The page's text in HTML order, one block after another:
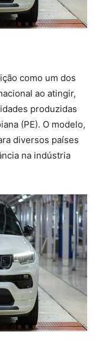
como um dos
ao atingir,
produzidas
(PE). O modelo,
diversos países
na indústria